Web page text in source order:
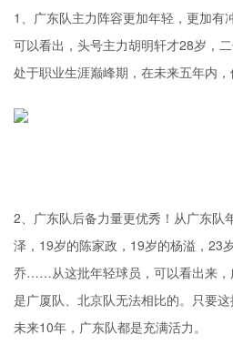
1、广东队主力阵容更加年轻，更加有
可以看出，头号主力胡明轩才28岁，
处于职业生涯巅峰期，在未来五年内，
2、广东队后备力量更优秀！从广东队
泽，19岁的陈家政，19岁的杨溢，23
乔……从这批年轻球员，可以看出来，
是广厦队、北京队无法相比的。只要
未来10年，广东队都是充满活力。